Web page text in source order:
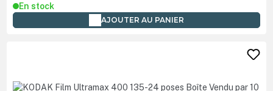
En stock
AJOUTER AU PANIER